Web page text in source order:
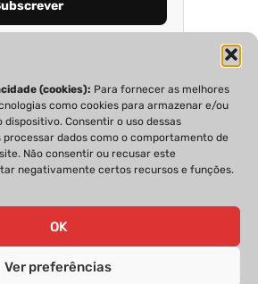
(cookies): Para fornecer as melhores
como cookies para armazenar e/ou
Consentir o uso dessas
dados como o comportamento de
Não consentir ou recusar este
negativamente certos recursos e funções.
OK
Ver preferências
TÉCNICA
ESTATUTO EDITORIAL